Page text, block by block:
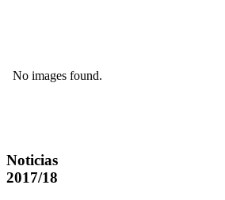
No images found.
Noticias
2017/18